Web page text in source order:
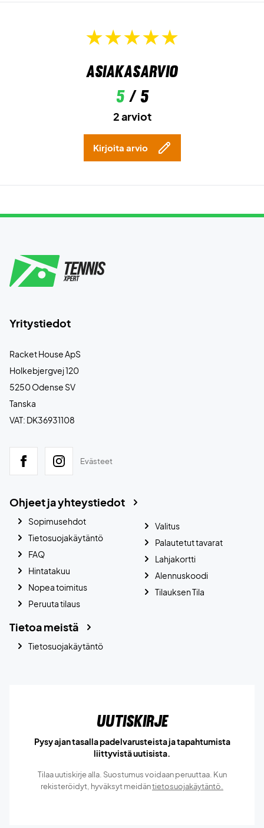
Asiakasarvio
5/ 5
2 arviot
Kirjoita arvio
Yritystiedot
Racket House ApS
Holkebjergvej 120
5250 Odense SV
Tanska
VAT: DK36931108
Evästeet
Ohjeet ja yhteystiedot
Sopimusehdot
Tietosuojakäytäntö
FAQ
Hintatakuu
Nopea toimitus
Peruuta tilaus
Valitus
Palautetut tavarat
Lahjakortti
Alennuskoodi
Tilauksen Tila
Tietoa meistä
Tietosuojakäytäntö
Uutiskirje
Pysy ajan tasalla padelvarusteista ja tapahtumista
liittyvistä uutisista.
Tilaa uutiskirje alla. Suostumus voidaan peruuttaa. Kun
rekisteröidyt, hyväksyt meidäntietosuojakäytäntö.